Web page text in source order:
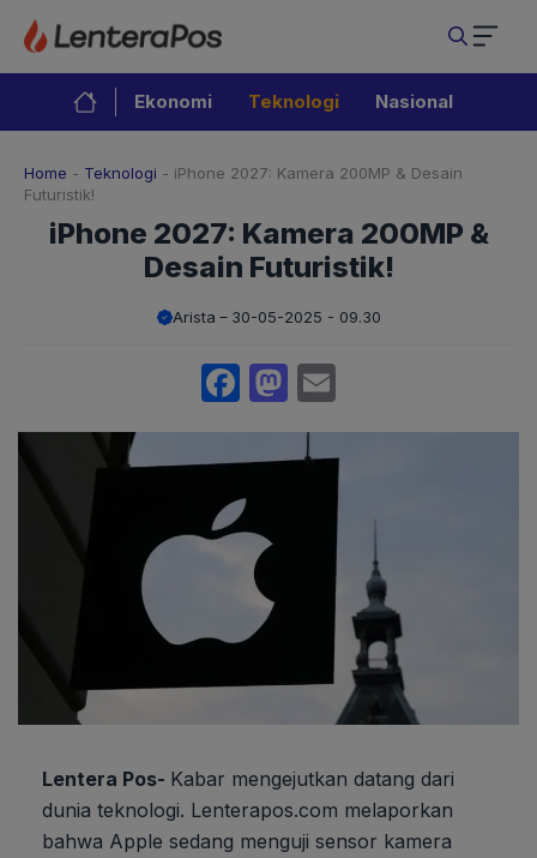
Langsung
isi
Ekonomi Teknologi Nasional
Home - Teknologi - iPhone 2027: Kamera 200MP & Desain
Futuristik!
iPhone 2027: Kamera 200MP &
Desain Futuristik!
Arista 30-05-2025 - 09.30
Facebook
Mastodon
Lentera Pos- Kabar mengejutkan datang dari
dunia teknologi. Lenterapos.com melaporkan
bahwa Apple sedang menguji sensor kamera